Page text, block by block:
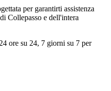
per garantirti assistenza
Collepasso e dell'intera
ore su 24, 7 giorni su 7 per